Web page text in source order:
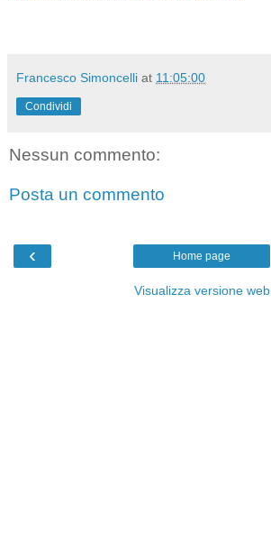
Francesco Simoncelli at 11:05:00
Condividi
Nessun commento:
Posta un commento
‹ Home page
Visualizza versione web